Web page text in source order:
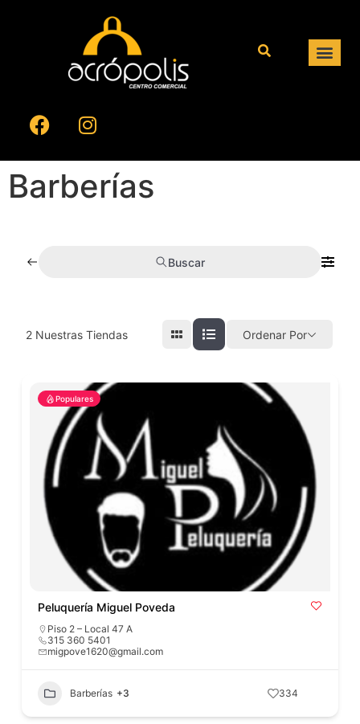
Barberías
Buscar
2 Nuestras Tiendas Ordenar Por
Populares
Peluquería Miguel Poveda
Piso 2 – Local 47 A
315 360 5401
migpove1620@gmail.com
Barberías +3 334